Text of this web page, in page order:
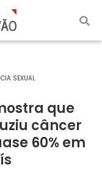
SEXUAL
que
câncer
60% em